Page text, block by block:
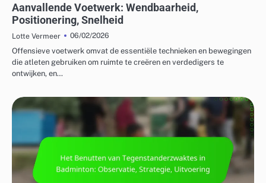
Aanvallende Voetwerk: Wendbaarheid,
Positionering, Snelheid
Lotte Vermeer
06/02/2026
Offensieve voetwerk omvat de essentiële technieken en bewegingen
die atleten gebruiken om ruimte te creëren en verdedigers te
ontwijken, en…